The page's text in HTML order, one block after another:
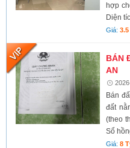
hợp
Diện
Giá:
BÁN
AN
Bán
đất
(theo
Sổ
Giá:8